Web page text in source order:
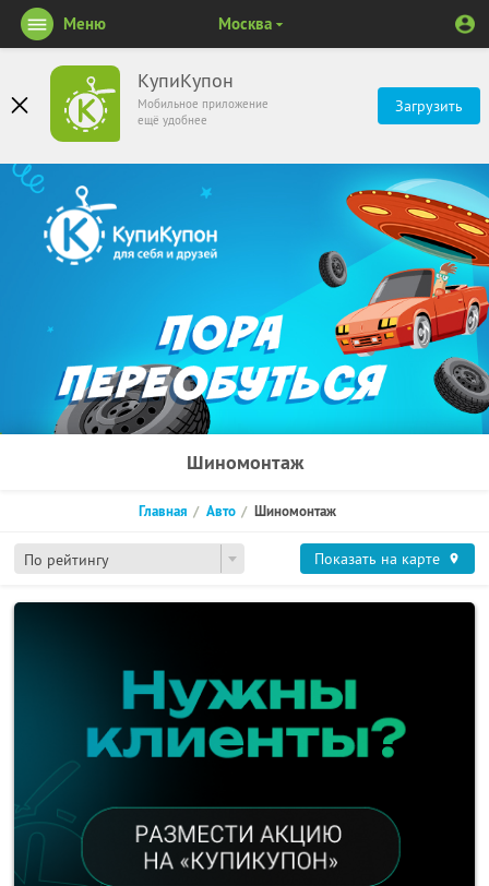
КупиКупон
Мобильное приложение
ещё удобнее
Загрузить
Меню Москва
Шиномонтаж
По рейтингу
Главная Авто Шиномонтаж
Показать на карте